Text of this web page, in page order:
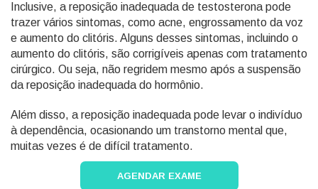
Inclusive, a reposição inadequada de testosterona pode
trazer vários sintomas, como acne, engrossamento da voz
e aumento do clitóris. Alguns desses sintomas, incluindo o
aumento do clitóris, são corrigíveis apenas com tratamento
cirúrgico. Ou seja, não regridem mesmo após a suspensão
da reposição inadequada do hormônio.
Além disso, a reposição inadequada pode levar o indivíduo
à dependência, ocasionando um transtorno mental que,
muitas vezes é de difícil tratamento.
AGENDAR EXAME